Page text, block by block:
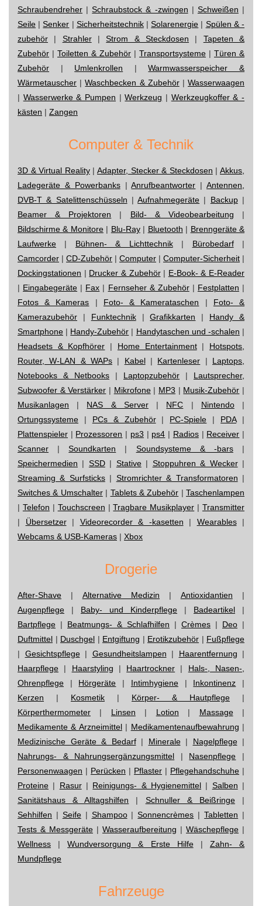
Schraubendreher |Schraubstock & -zwingen | Schweißen |
Seile |Senker | Sicherheitstechnik|Solarenergie | Spülen & -
zubehör | Strahler|Strom & Steckdosen | Tapeten &
Zubehör | Toiletten & Zubehör | Transportsysteme | Türen &
Zubehör | Umlenkrollen |Warmwasserspeicher &
Wärmetauscher |Waschbecken & Zubehör|Wasserwaagen
| Wasserwerke & Pumpen |Werkzeug | Werkzeugkoffer & -
kästen | Zangen
Computer & Technik
3D & Virtual Reality|Adapter, Stecker & Steckdosen |Akkus,
Ladegeräte & Powerbanks|Anrufbeantworter |Antennen,
DVB-T & Satelittenschüsseln |Aufnahmegeräte | Backup|
Beamer & Projektoren | Bild- & Videobearbeitung |
Bildschirme & Monitore| Blu-Ray| Bluetooth | Brenngeräte &
Laufwerke | Bühnen- & Lichttechnik| Bürobedarf|
Camcorder | CD-Zubehör | Computer | Computer-Sicherheit |
Dockingstationen | Drucker & Zubehör| E-Book- & E-Reader
| Eingabegeräte | Fax | Fernseher & Zubehör| Festplatten |
Fotos & Kameras | Foto- & Kamerataschen | Foto- &
Kamerazubehör | Funktechnik|Grafikkarten | Handy &
Smartphone | Handy-Zubehör | Handytaschen und -schalen |
Headsets & Kopfhörer | Home Entertainment| Hotspots,
Router, W-LAN & WAPs | Kabel| Kartenleser | Laptops,
Notebooks & Netbooks | Laptopzubehör | Lautsprecher,
Subwoofer & Verstärker | Mikrofone| MP3 | Musik-Zubehör |
Musikanlagen | NAS & Server| NFC | Nintendo|
Ortungssysteme | PCs & Zubehör| PC-Spiele | PDA|
Plattenspieler | Prozessoren | ps3 | ps4 | Radios| Receiver |
Scanner |Soundkarten | Soundsysteme & -bars|
Speichermedien | SSD| Stative| Stoppuhren & Wecker|
Streaming & Surfsticks| Stromrichter & Transformatoren |
Switches & Umschalter| Tablets & Zubehör | Taschenlampen
| Telefon | Touchscreen |Tragbare Musikplayer | Transmitter
| Übersetzer| Videorecorder & -kasetten | Wearables|
Webcams & USB-Kameras | Xbox
Drogerie
After-Shave | Alternative Medizin | Antioxidantien |
Augenpflege | Baby- und Kinderpflege | Badeartikel |
Bartpflege | Beatmungs- & Schlafhilfen | Crèmes | Deo |
Duftmittel | Duschgel | Entgiftung | Erotikzubehör | Fußpflege
| Gesichtspflege| Gesundheitslampen | Haarentfernung |
Haarpflege | Haarstyling | Haartrockner | Hals-, Nasen-,
Ohrenpflege | Hörgeräte | Intimhygiene| Inkontinenz |
Kerzen | Kosmetik | Körper- & Hautpflege |
Körperthermometer | Linsen | Lotion | Massage|
Medikamente & Arzneimittel| Medikamentenaufbewahrung |
Medizinische Geräte & Bedarf| Minerale| Nagelpflege|
Nahrungs- & Nahrungsergänzungsmittel | Nasenpflege |
Personenwaagen | Perücken | Pflaster | Pflegehandschuhe |
Proteine | Rasur| Reinigungs- & Hygienemittel | Salben |
Sanitätshaus & Alltagshilfen | Schnuller & Beißringe|
Sehhilfen | Seife| Shampoo|Sonnencrèmes |Tabletten |
Tests & Messgeräte | Wasseraufbereitung | Wäschepflege |
Wellness |Wundversorgung & Erste Hilfe| Zahn- &
Mundpflege
Fahrzeuge